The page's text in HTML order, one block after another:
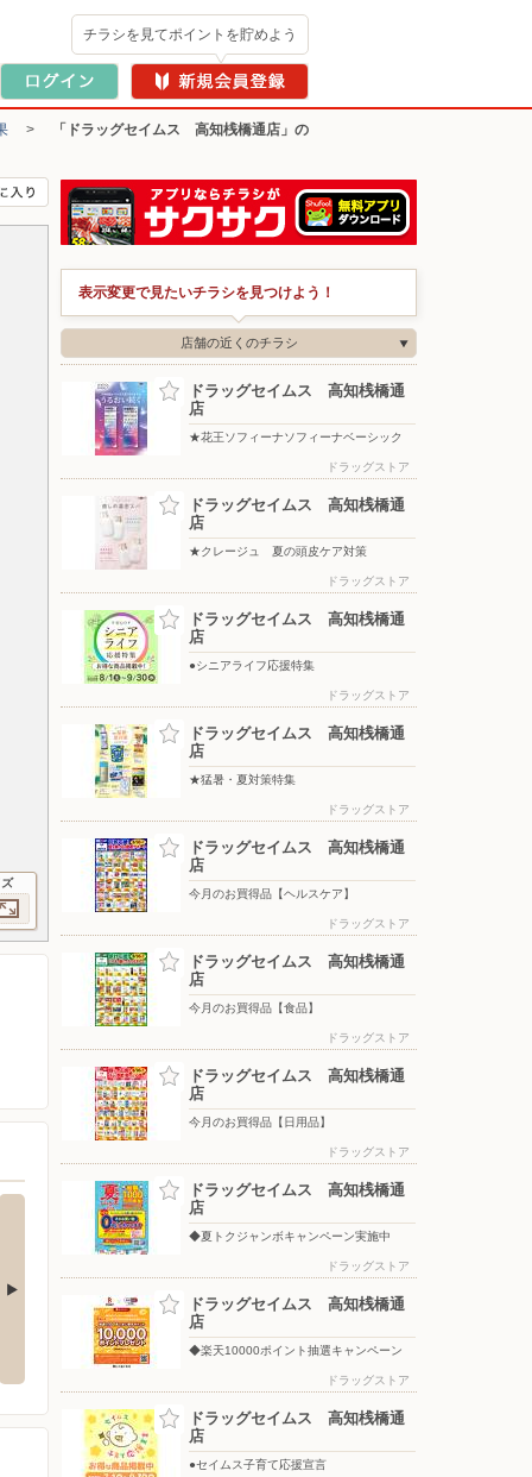
チラシを見てポイントを貯めよう
>
「ドラッグセイムス 高知桟橋通店」の
◆楽天10000ポイント抽選キャン
ペーン
施中
表示変更で見たいチラシを見つけよう！
店舗の近くのチラシ
ドラッグセイムス 高知桟橋通
店
★花王ソフィーナソフィーナベーシック
ドラッグストア
ドラッグセイムス 高知桟橋通
店
★クレージュ 夏の頭皮ケア対策
ドラッグストア
ドラッグセイムス 高知桟橋通
店
●シニアライフ応援特集
ドラッグストア
ドラッグセイムス 高知桟橋通
店
★猛暑・夏対策特集
ドラッグストア
ドラッグセイムス 高知桟橋通
店
今月のお買得品【ヘルスケア】
ドラッグストア
ドラッグセイムス 高知桟橋通
店
今月のお買得品【食品】
ドラッグストア
ドラッグセイムス 高知桟橋通
店
今月のお買得品【日用品】
ドラッグストア
ドラッグセイムス 高知桟橋通
店
◆夏トクジャンボキャンペーン実施中
ドラッグストア
ドラッグセイムス 高知桟橋通
店
◆楽天10000ポイント抽選キャンペーン
ドラッグストア
ドラッグセイムス 高知桟橋通
店
●セイムス子育て応援宣言